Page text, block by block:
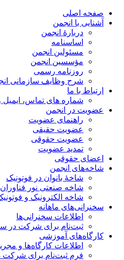
صفحه اصلی
آشنایی با انجمن
دربارۀ انجمن
اساسنامه
مسئولین انجمن
مؤسسین انجمن
روزنامه رسمی
شرح وظایف سازمانی
ارتباط با ما
شماره های تماس، ایمیل
عضویت در انجمن
راهنمای عضویت
عضویت حقیقی
عضویت حقوقی
تمدید عضویت
اعضای حقوقی
شاخه‌های انجمن
شاخۀ بانوان در فوتونیک
شاخه صنعتی نور فناوران
شاخه‌ الکترونیک و فوتونیک
سخنرانی‌های ماهانه
اطلاعات سخنرانی‌‌ها
ثبت‌نام برای شرکت در
کارگاه‌های آموزشی
اطلاعات کارگاه‌ها و
فرم ثبت‌نام برای شرکت در